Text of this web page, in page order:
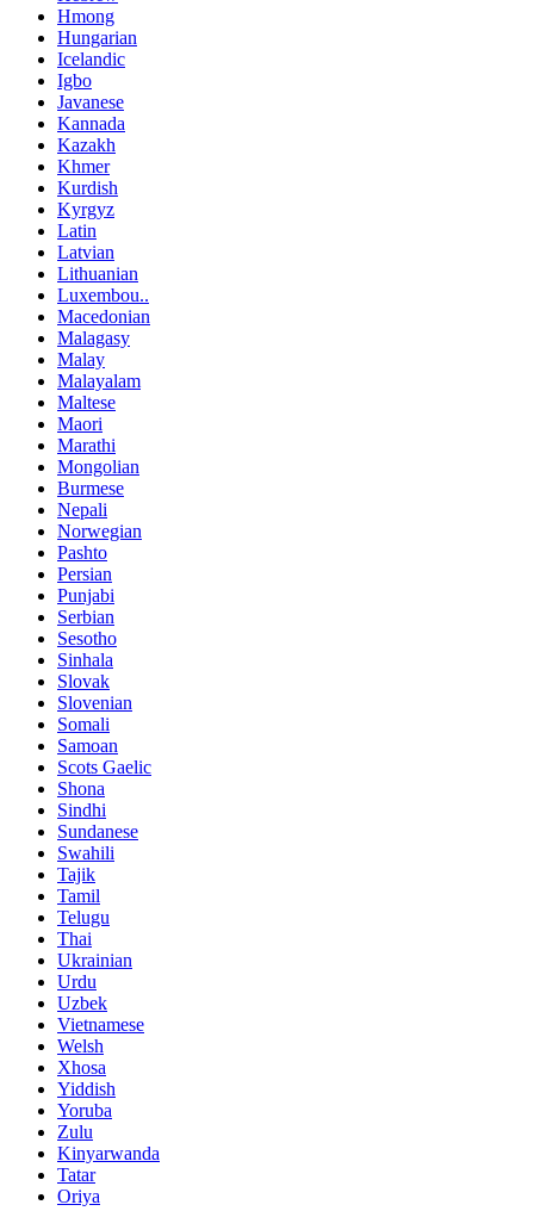
Hmong
Hungarian
Icelandic
Igbo
Javanese
Kannada
Kazakh
Khmer
Kurdish
Kyrgyz
Latin
Latvian
Lithuanian
Luxembou..
Macedonian
Malagasy
Malay
Malayalam
Maltese
Maori
Marathi
Mongolian
Burmese
Nepali
Norwegian
Pashto
Persian
Punjabi
Serbian
Sesotho
Sinhala
Slovak
Slovenian
Somali
Samoan
Scots Gaelic
Shona
Sindhi
Sundanese
Swahili
Tajik
Tamil
Telugu
Thai
Ukrainian
Urdu
Uzbek
Vietnamese
Welsh
Xhosa
Yiddish
Yoruba
Zulu
Kinyarwanda
Tatar
Oriya